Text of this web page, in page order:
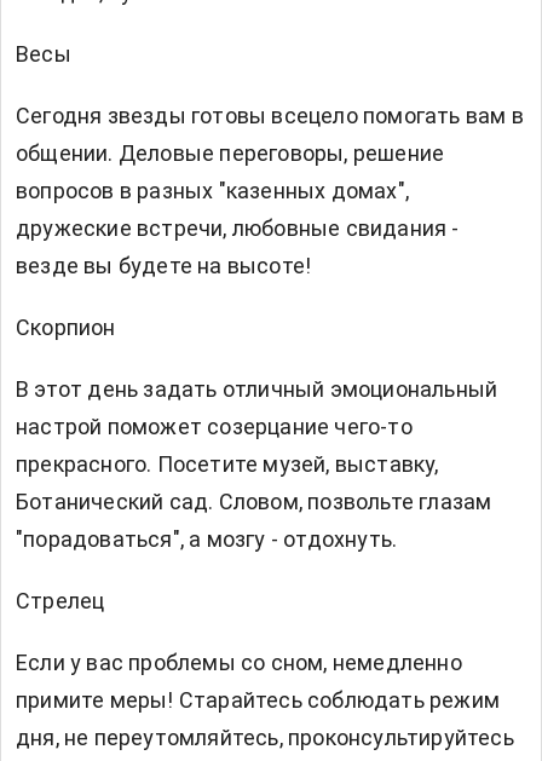
Весы
Сегодня звезды готовы всецело помогать вам в
общении. Деловые переговоры, решение
вопросов в разных "казенных домах",
дружеские встречи, любовные свидания -
везде вы будете на высоте!
Скорпион
В этот день задать отличный эмоциональный
настрой поможет созерцание чего-то
прекрасного. Посетите музей, выставку,
Ботанический сад. Словом, позвольте глазам
"порадоваться", а мозгу - отдохнуть.
Стрелец
Если у вас проблемы со сном, немедленно
примите меры! Старайтесь соблюдать режим
дня, не переутомляйтесь, проконсультируйтесь